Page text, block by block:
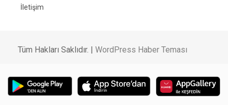
İletişim
Tüm Hakları Saklıdır. | WordPress Haber Teması